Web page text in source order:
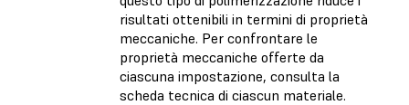
risultati ottenibili in termini di proprietà
meccaniche. Per confrontare le
proprietà meccaniche offerte da
ciascuna impostazione, consulta la
scheda tecnica di ciascun materiale.